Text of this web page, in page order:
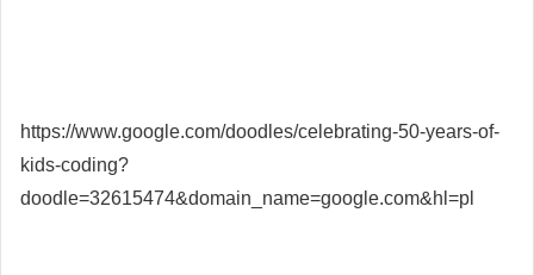
https://www.google.com/doodles/celebrating-50-years-of-
kids-coding?
doodle=32615474&domain_name=google.com&hl=pl